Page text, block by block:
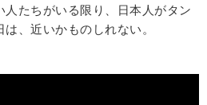
たちがいる限り、日本人がタン
、近いかものしれない。